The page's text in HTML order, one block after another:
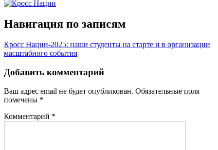
Навигация по записям
Кросс Нации-2025: наши студенты на старте и в организации
масштабного события
Добавить комментарий
Ваш адрес email не будет опубликован. Обязательные поля
помечены *
Комментарий *